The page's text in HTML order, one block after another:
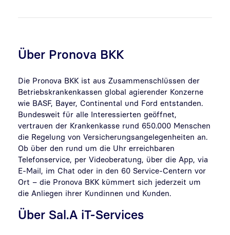
Über Pronova BKK
Die Pronova BKK ist aus Zusammenschlüssen der
Betriebskrankenkassen global agierender Konzerne
wie BASF, Bayer, Continental und Ford entstanden.
Bundesweit für alle Interessierten geöffnet,
vertrauen der Krankenkasse rund 650.000 Menschen
die Regelung von Versicherungsangelegenheiten an.
Ob über den rund um die Uhr erreichbaren
Telefonservice, per Videoberatung, über die App, via
E-Mail, im Chat oder in den 60 Service-Centern vor
Ort – die Pronova BKK kümmert sich jederzeit um
die Anliegen ihrer Kundinnen und Kunden.
Über Sal.A iT-Services